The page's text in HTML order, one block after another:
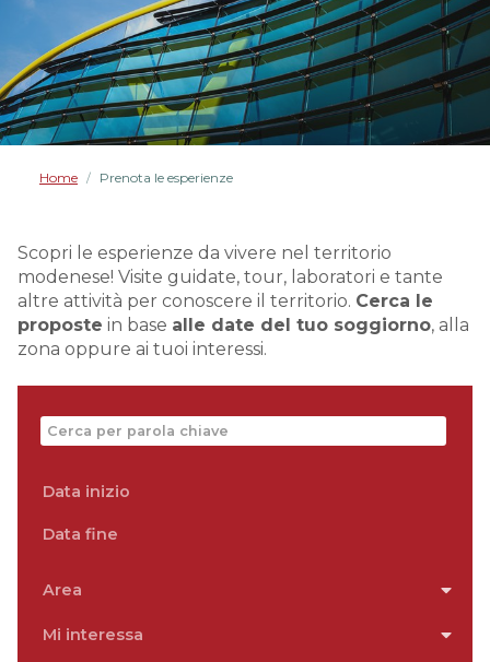
Home / Prenota le esperienze
Scopri le esperienze da vivere nel territorio
modenese! Visite guidate, tour, laboratori e tante
altre attività per conoscere il territorio. Cerca le
proposte in base alle date del tuo soggiorno, alla
zona oppure ai tuoi interessi.
forward
interact
the
backward
interact
Area
Mi interessa